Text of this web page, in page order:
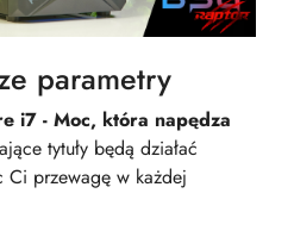
parametry
i7 - Moc, która napędza
tytuły będą działać
Ci przewagę w każdej